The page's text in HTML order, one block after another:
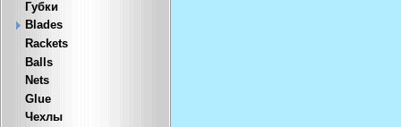
Губки
Blades
Rackets
Balls
Nets
Glue
Чехлы